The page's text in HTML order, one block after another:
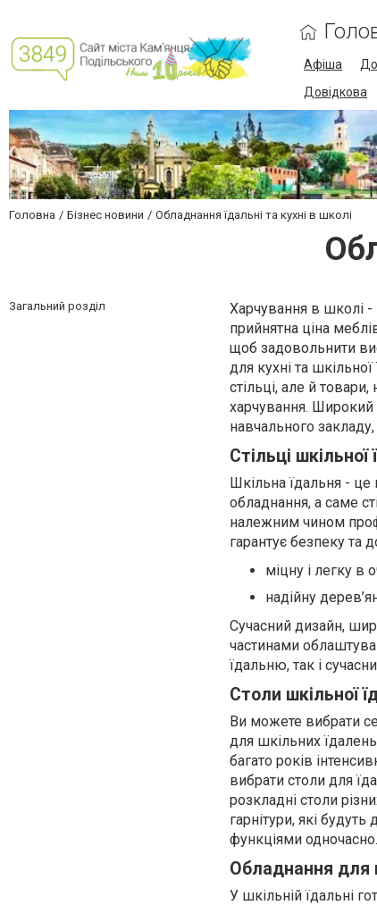
Афіша
Довідкова
Головна Бізнес новини Обладнання їдальні та кухні в школі
Загальний розділ
Харчування в школі
прийнятна ціна
щоб задовольнити
для кухні та
стільці, але й
харчування. Широкий
навчального
Стільці шкільної
Шкільна їдальня - це
обладнання, а саме
належним чином
гарантує безпеку та
міцну і легку в
надійну
Сучасний дизайн,
частинами
їдальню, так і
Столи шкільної
Ви можете вибрати
для шкільних
багато років
вибрати столи для
розкладні столи
гарнітури, які
функціями одночасно.
Обладнання для
У шкільній їдальні